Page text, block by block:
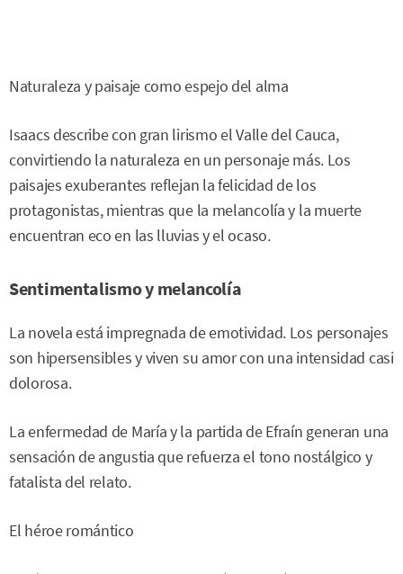
Naturaleza y paisaje como espejo del alma
Isaacs describe con gran lirismo el Valle del Cauca,
convirtiendo la naturaleza en un personaje más. Los
paisajes exuberantes reflejan la felicidad de los
protagonistas, mientras que la melancolía y la muerte
encuentran eco en las lluvias y el ocaso.
Sentimentalismo y melancolía
La novela está impregnada de emotividad. Los personajes
son hipersensibles y viven su amor con una intensidad casi
dolorosa.
La enfermedad de María y la partida de Efraín generan una
sensación de angustia que refuerza el tono nostálgico y
fatalista del relato.
El héroe romántico